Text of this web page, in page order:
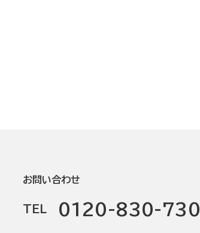
お問い合わせ
TEL 0120-830-730